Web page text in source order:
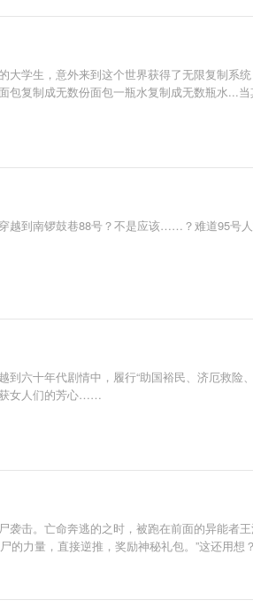
学生，意外来到这个世界获得了无限复制
复制成无数份面包一瓶水复制成无数瓶水...
越到南锣鼓巷88号？不是应该……？难道95号
六十年代剧情中，履行“助国裕民、济厄救
获女人们的芳心……
击。亡命奔逃的之时，被跑在前面的异能
力量，直接逆推，奖励神秘礼包。”这还用想